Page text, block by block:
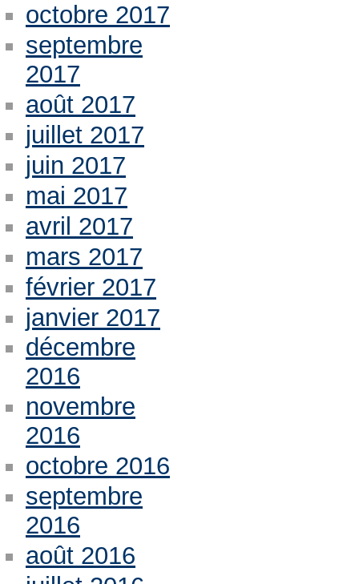
octobre 2017
septembre
2017
août 2017
juillet 2017
juin 2017
mai 2017
avril 2017
mars 2017
février 2017
janvier 2017
décembre
2016
novembre
2016
octobre 2016
septembre
2016
août 2016